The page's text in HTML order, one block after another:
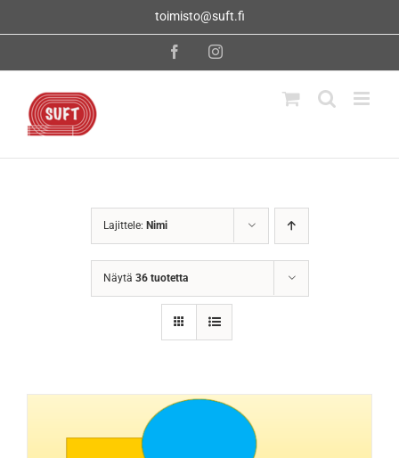
toimisto@suft.fi
FacebookInstagram
Lajittele: Nimi
Näytä 36 tuotetta